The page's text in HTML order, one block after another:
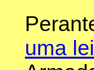
uma lei